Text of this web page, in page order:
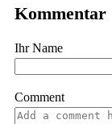
Kommentar
Ihr Name
Comment